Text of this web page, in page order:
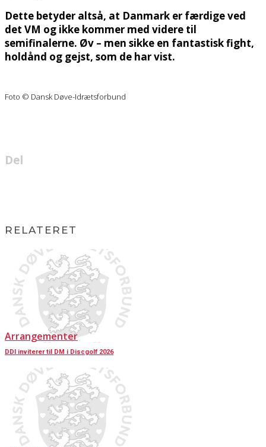
Dette betyder altså, at Danmark er færdige ved
det VM og ikke kommer med videre til
semifinalerne. Øv – men sikke en fantastisk fight,
holdånd og gejst, som de har vist.
Foto © Dansk Døve-Idrætsforbund
Del
RELATERET
Arrangementer
DDI inviterer til DM i Discgolf 2026